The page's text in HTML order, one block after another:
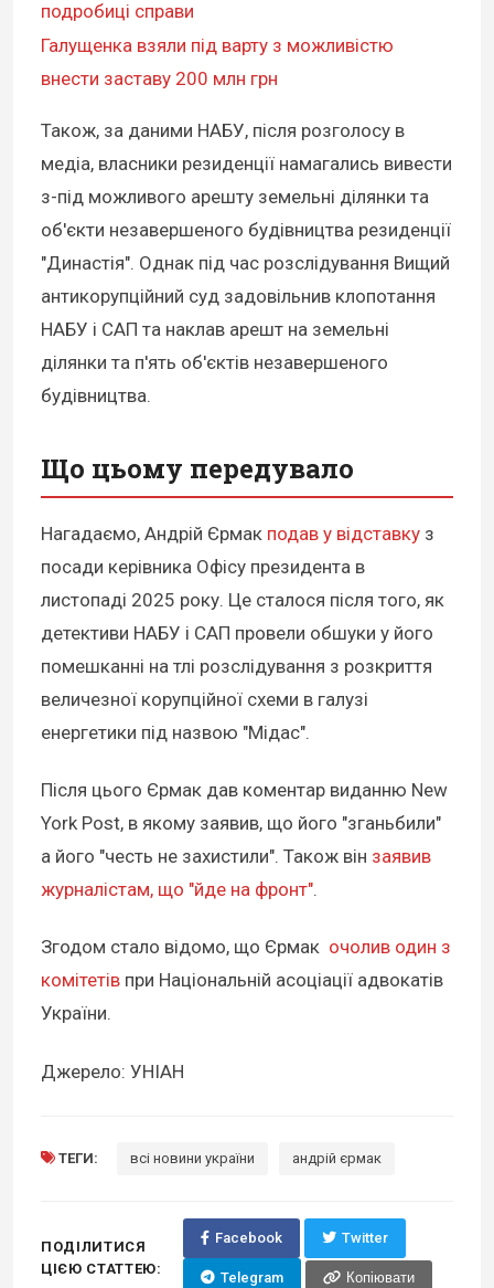
подробиці справи
Галущенка взяли під варту з можливістю
внести заставу 200 млн грн
Також, за даними НАБУ, після розголосу в
медіа, власники резиденції намагались вивести
з-під можливого арешту земельні ділянки та
об'єкти незавершеного будівництва резиденції
"Династія". Однак під час розслідування Вищий
антикорупційний суд задовільнив клопотання
НАБУ і САП та наклав арешт на земельні
ділянки та п'ять об'єктів незавершеного
будівництва.
Що цьому передувало
Нагадаємо, Андрій Єрмак подав у відставку з
посади керівника Офісу президента в
листопаді 2025 року. Це сталося після того, як
детективи НАБУ і САП провели обшуки у його
помешканні на тлі розслідування з розкриття
величезної корупційної схеми в галузі
енергетики під назвою "Мідас".
Після цього Єрмак дав коментар виданню New
York Post, в якому заявив, що його "зганьбили"
а його "честь не захистили". Також він заявив
журналістам, що "йде на фронт".
Згодом стало відомо, що Єрмак очолив один з
комітетів при Національній асоціації адвокатів
України.
Джерело: УНІАН
ТЕГИ: всі новини україни андрій єрмак
ПОДІЛИТИСЯ
ЦІЄЮ СТАТТЕЮ:
Facebook Twitter
Telegram Копіювати